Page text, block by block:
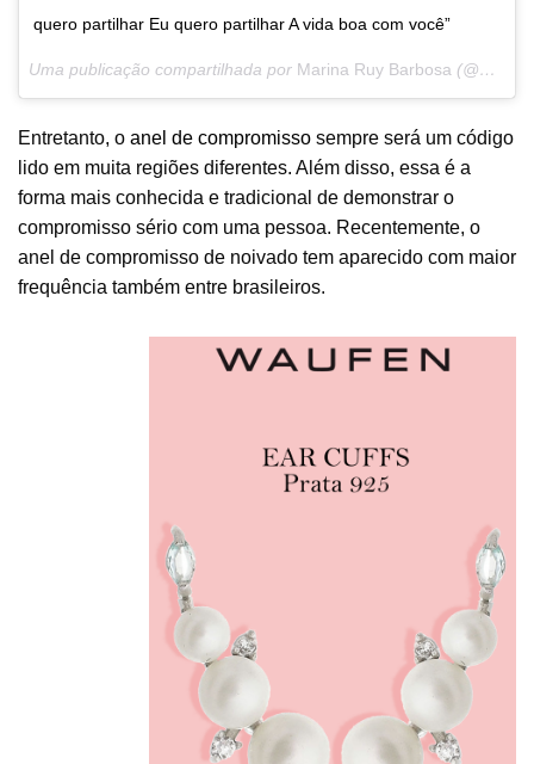
quero partilhar Eu quero partilhar A vida boa com você”
Uma publicação compartilhada por Marina Ruy Barbosa (@marinaruybarbosa) em
Entretanto, o anel de compromisso sempre será um código
lido em muita regiões diferentes. Além disso, essa é a
forma mais conhecida e tradicional de demonstrar o
compromisso sério com uma pessoa. Recentemente, o
anel de compromisso de noivado tem aparecido com maior
frequência também entre brasileiros.